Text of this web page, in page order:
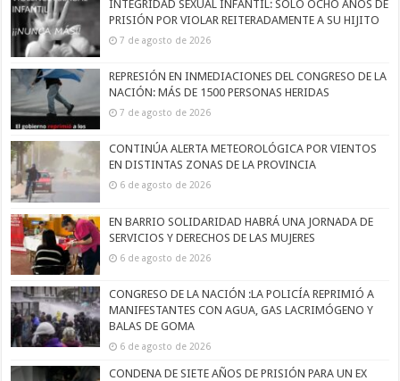
INTEGRIDAD SEXUAL INFANTIL: SOLO OCHO AÑOS DE
PRISIÓN POR VIOLAR REITERADAMENTE A SU HIJITO
7 de agosto de 2026
REPRESIÓN EN INMEDIACIONES DEL CONGRESO DE LA
NACIÓN: MÁS DE 1500 PERSONAS HERIDAS
7 de agosto de 2026
CONTINÚA ALERTA METEOROLÓGICA POR VIENTOS
EN DISTINTAS ZONAS DE LA PROVINCIA
6 de agosto de 2026
EN BARRIO SOLIDARIDAD HABRÁ UNA JORNADA DE
SERVICIOS Y DERECHOS DE LAS MUJERES
6 de agosto de 2026
CONGRESO DE LA NACIÓN :LA POLICÍA REPRIMIÓ A
MANIFESTANTES CON AGUA, GAS LACRIMÓGENO Y
BALAS DE GOMA
6 de agosto de 2026
CONDENA DE SIETE AÑOS DE PRISIÓN PARA UN EX